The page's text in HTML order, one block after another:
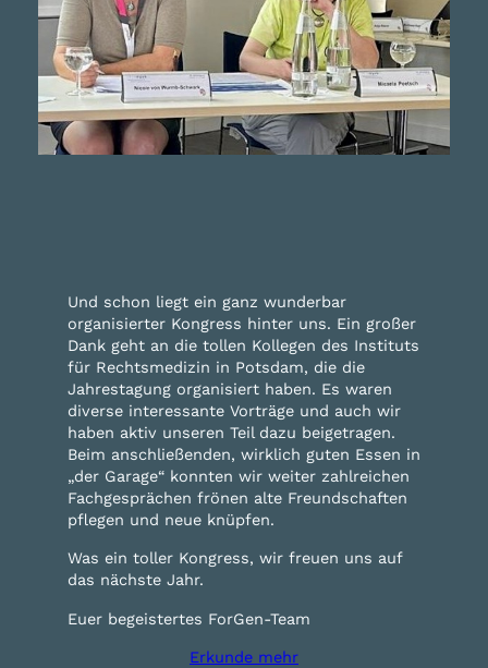
Und schon liegt ein ganz wunderbar
organisierter Kongress hinter uns. Ein großer
Dank geht an die tollen Kollegen des Instituts
für Rechtsmedizin in Potsdam, die die
Jahrestagung organisiert haben. Es waren
diverse interessante Vorträge und auch wir
haben aktiv unseren Teil dazu beigetragen.
Beim anschließenden, wirklich guten Essen in
„der Garage“ konnten wir weiter zahlreichen
Fachgesprächen frönen alte Freundschaften
pflegen und neue knüpfen.
Was ein toller Kongress, wir freuen uns auf
das nächste Jahr.
Euer begeistertes ForGen-Team
Erkunde mehr